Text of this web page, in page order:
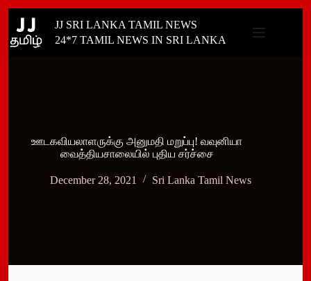
content
JJ SRI LANKA TAMIL NEWS
24*7 TAMIL NEWS IN SRI LANKA
ஊடகவியலாளருக்கு அனுமதி மறுப்பு! வவுனியா
வைத்தியசாலையில் புதிய சர்ச்சை
December 28, 2021 Sri Lanka Tamil News